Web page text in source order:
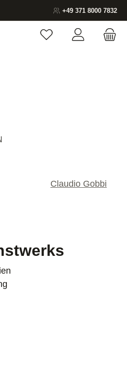
+49 371 8000 7832
Du hast 0 Produkte
Claudio Gobbi